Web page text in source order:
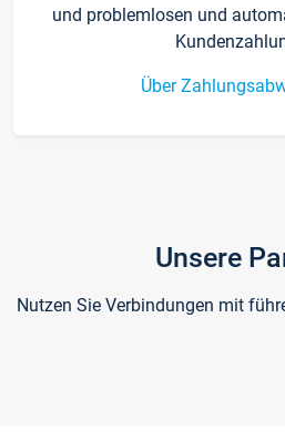
und problemlosen und
Über
Unsere
Nutzen Sie Verbindungen mit